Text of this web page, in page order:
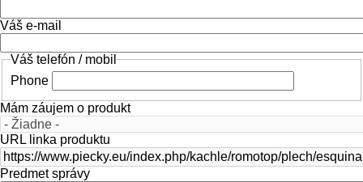
Váš e-mail
Váš telefón / mobil
Phone
Mám záujem o produkt
URL linka produktu
Predmet správy